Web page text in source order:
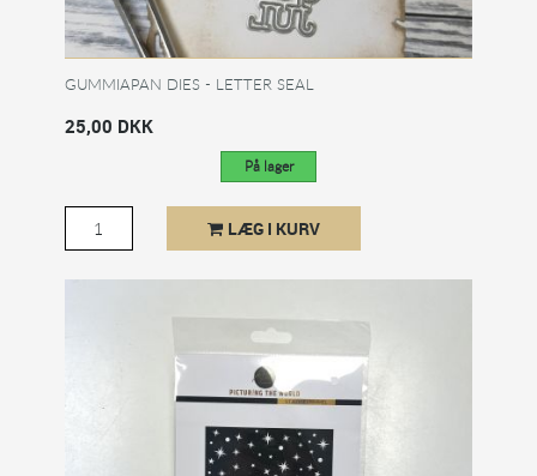
GUMMIAPAN DIES - LETTER SEAL
25,00 DKK
På lager
LÆG I KURV